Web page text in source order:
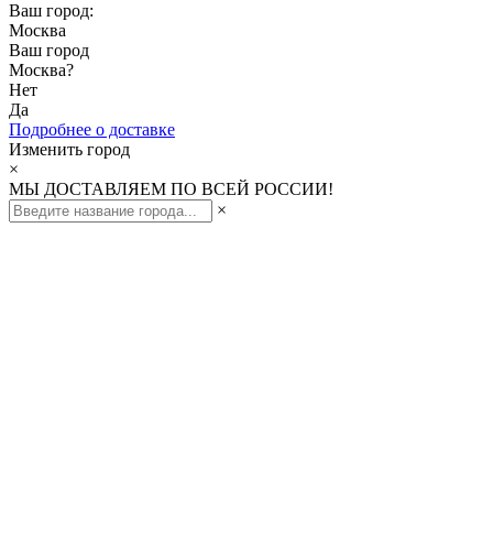
Ваш город:
Москва
Ваш город
Москва?
Нет
Да
Подробнее о доставке
Изменить город
×
МЫ ДОСТАВЛЯЕМ ПО ВСЕЙ РОССИИ!
×